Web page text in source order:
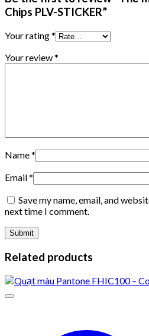
Chips PLV-STICKER”
Your rating*
Your review*
Name*
Email*
Save my name, email, and
next time I comment.
Related products